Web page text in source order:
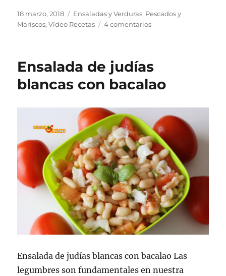
Publicado
el
18 marzo, 2018 Categorías
Ensaladas y Verduras, Pescados y
Mariscos,Vídeo Recetas 4 comentariosen
Ensalada de judías
blancas con bacalao
Ensalada de judías blancas con bacalao Las
legumbres son fundamentales en nuestra